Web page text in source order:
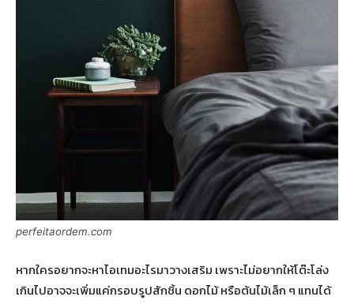
perfeitaordem.com
หากใครอยากจะหาไอเทมอะไรมาวางเสริม เพราะไม่อยากให้โต๊ะโล่ง
เกินไปอาจจะเพิ่มแค่กรอบรูปสักชิ้น ดอกไม้ หรือต้นไม้เล็ก ๆ แทนได้